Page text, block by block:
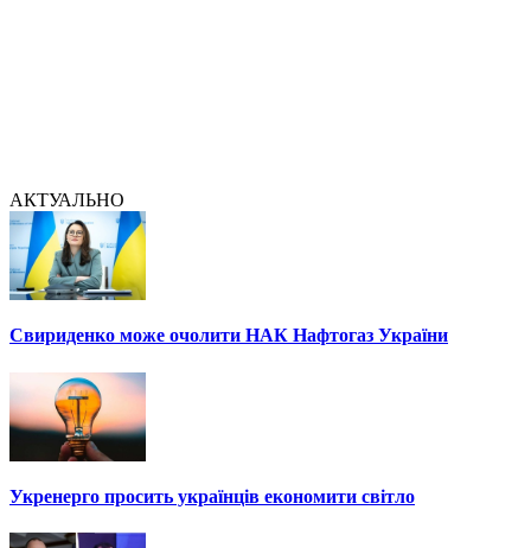
АКТУАЛЬНО
Свириденко може очолити НАК Нафтогаз України
Укренерго просить українців економити світло